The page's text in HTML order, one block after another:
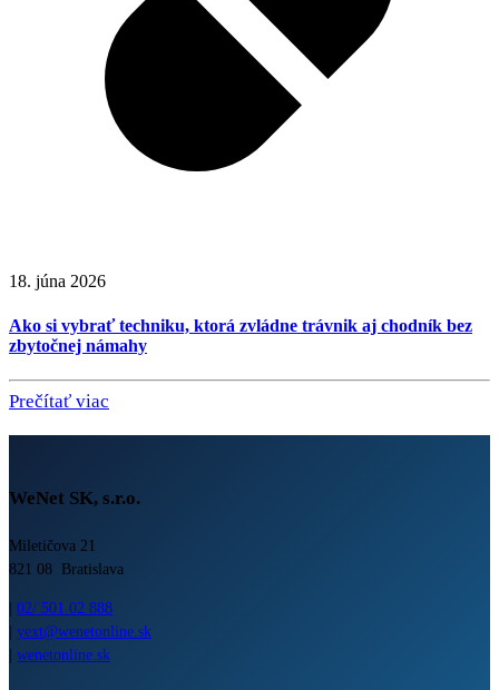
18. júna 2026
Ako si vybrať techniku, ktorá zvládne trávnik aj chodník bez
zbytočnej námahy
Prečítať viac
WeNet SK, s.r.o.
Miletičova 21
821 08 Bratislava
02/ 501 02 888
yext@wenetonline.sk
wenetonline.sk